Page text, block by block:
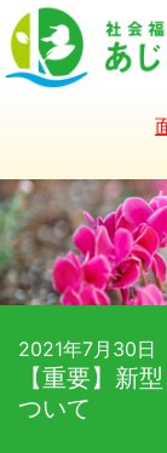
Skip
to
content
2021年7月30日
【重要】新
ついて